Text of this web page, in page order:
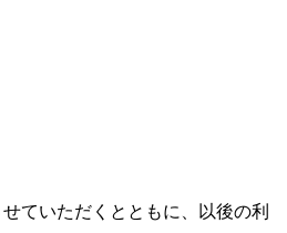
ていただくとともに、以後の利